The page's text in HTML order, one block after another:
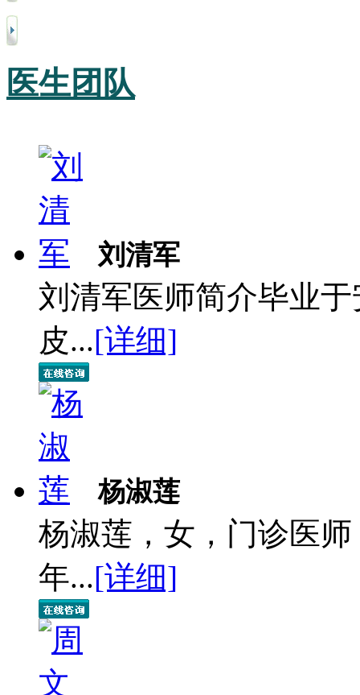
医生团队
刘清军
刘清军医师简介毕业
皮...[详细]
杨淑莲
杨淑莲，女，门诊医
年...[详细]